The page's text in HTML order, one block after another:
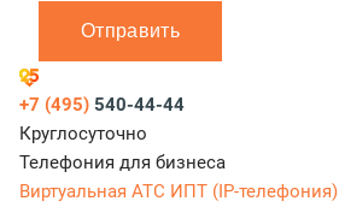
Отправить
+7 (495) 540-44-44
Круглосуточно
Телефония для бизнеса
Виртуальная АТС ИПТ (IP-телефония)